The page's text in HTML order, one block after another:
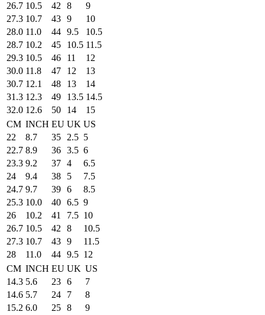
26.7 10.5 42 8
9
27.3 10.7 43 9
10
28.0 11.0 44 9.5
10.5
28.7 10.2 45 10.5 11.5
29.3 10.5 46 11
12
30.0 11.8 47 12
13
30.7 12.1 48 13
14
31.3 12.3 49 13.5 14.5
32.0 12.6 50 14
15
CM INCH EU UK US
22
8.7 35 2.5 5
22.7 8.9 36 3.5 6
23.3 9.2 37 4
6.5
24
9.4 38 5
7.5
24.7 9.7 39 6
8.5
25.3 10.0 40 6.5 9
26
10.2 41 7.5 10
26.7 10.5 42 8
10.5
27.3 10.7 43 9
11.5
28
11.0 44 9.5 12
CM INCH EU UK US
14.3 5.6 23 6
7
14.6 5.7 24 7
8
15.2 6.0 25 8
9